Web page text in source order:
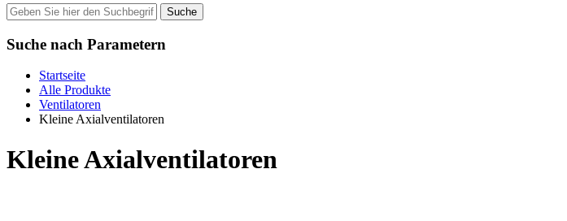
Suche nach Parametern
Startseite
Alle Produkte
Ventilatoren
Kleine Axialventilatoren
Kleine Axialventilatoren